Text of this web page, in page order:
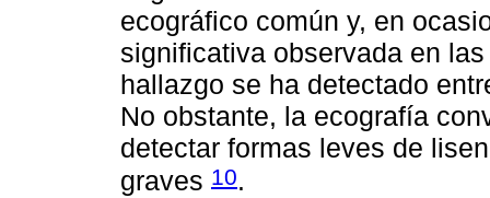
ecográfico común y, en
significativa observada en
hallazgo se ha detectado
No obstante, la ecografía
detectar formas leves de
graves 10.